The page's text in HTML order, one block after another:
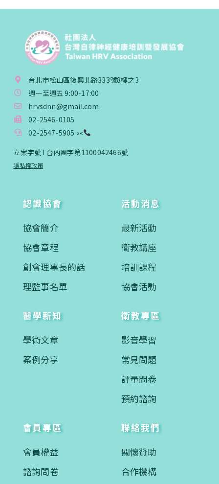
台北市松山區復興北路333號8樓之3
週一至週五 9:00-17:00
hrvsdnn@gmail.com
02-2546-0105
02-2547-5905 ««
立案字號 I 台內團字第1100042466號
隱私權政策
認識協會
協會簡介
協會章程
創會理事長的話
理監事名單
活動消息
最新活動
衛教講座
培訓課程
協會活動
醫學新知
學術文章
案例分享
衛教專區
影音學習
常見問題
評量問卷
預約諮詢
會員專區
會員權益
諮詢問卷
聯絡我們
關懷贊助
合作機構